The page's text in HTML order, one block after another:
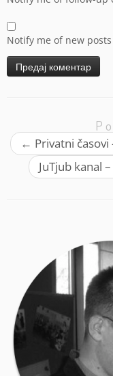
Notify me of new
← Privatni
JuTjub kanal